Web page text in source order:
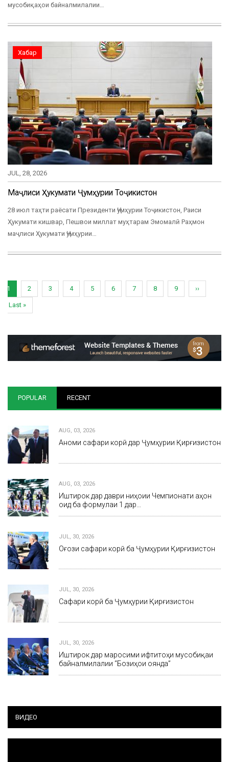
мусобиқаҳои байналмилалии…
Хабар
JUL, 28, 2026
Маҷлиси Ҳукумати Ҷумҳурии Тоҷикистон
28 июл таҳти раёсати Президенти Ҷумҳурии Тоҷикистон, Раиси
Ҳукумати кишвар, Пешвои миллат муҳтарам Эмомалӣ Раҳмон
маҷлиси Ҳукумати Ҷумҳурии…
Pagination
Current
page
1 Page
2 Page
3 Page
4 Page
5 Page
6 Page
7 Page
8 Page
9
Next
page
››
Last
page
Last »
POPULAR RECENT
AUG, 03, 2026
Анҷоми сафари корӣ дар Ҷумҳурии Қирғизистон
AUG, 03, 2026
Иштирок дар даври ниҳоии Чемпионати ҷаҳон
оид ба формулаи 1 дар…
JUL, 30, 2026
Оғози сафари корӣ ба Ҷумҳурии Қирғизистон
JUL, 30, 2026
Сафари корӣ ба Ҷумҳурии Қирғизистон
JUL, 30, 2026
Иштирок дар маросими ифтитоҳи мусобиқаи
байналмилалии “Бозиҳои оянда”
ВИДЕО